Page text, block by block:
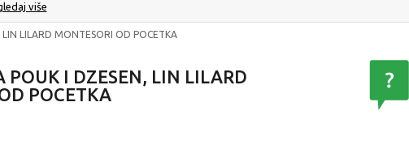
više
LILARD MONTESORI OD POCETKA
POUK I DZESEN, LIN LILARD
POCETKA